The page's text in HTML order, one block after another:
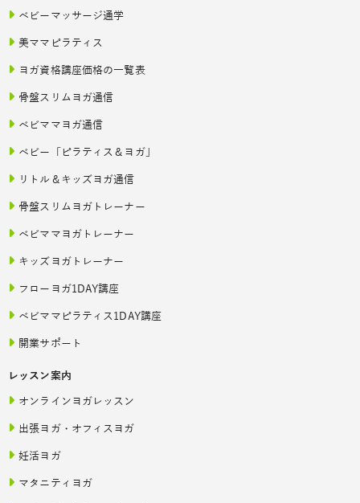
ベビーマッサージ通学
美ママピラティス
ヨガ資格講座価格の一覧表
骨盤スリムヨガ通信
ベビママヨガ通信
ベビー「ピラティス＆ヨガ」
リトル＆キッズヨガ通信
骨盤スリムヨガトレーナー
ベビママヨガトレーナー
キッズヨガトレーナー
フローヨガ1DAY講座
ベビママピラティス1DAY講座
開業サポート
レッスン案内
オンラインヨガレッスン
出張ヨガ・オフィスヨガ
妊活ヨガ
マタニティヨガ